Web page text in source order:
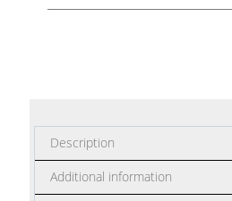
Description
Additional information